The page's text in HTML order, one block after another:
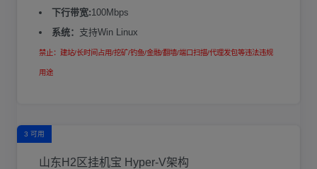
下行带宽:100Mbps
系统： 支持Win Linux
禁止：建站/长时间占用/挖矿/钓鱼/金融/翻墙/端口扫描/代理发包等违法违规
用途
3 可用
山东H2区挂机宝 Hyper-V架构